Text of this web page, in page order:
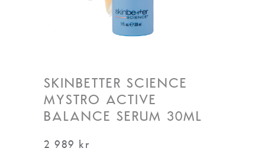
SKINBETTER SCIENCE
MYSTRO ACTIVE
BALANCE SERUM 30ML
2 989 kr